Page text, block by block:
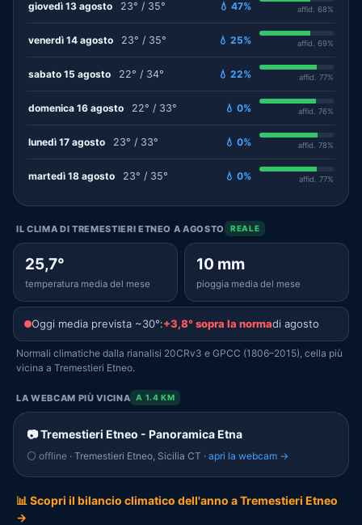
giovedì 13 agosto 23° / 35° 💧 47% affid. 68%
venerdì 14 agosto 23° / 35° 💧 25% affid. 69%
sabato 15 agosto 22° / 34° 💧 22% affid. 77%
domenica 16 agosto 22° / 33° 💧 0% affid. 76%
lunedì 17 agosto 23° / 33° 💧 0% affid. 78%
martedì 18 agosto 23° / 35° 💧 0% affid. 77%
IL CLIMA DI TREMESTIERI ETNEO A AGOSTO REALE
25,7°
temperatura media del mese
10 mm
pioggia media del mese
Oggi media prevista ~30°:+3,8° sopra la normadi agosto
Normali climatiche dalla rianalisi 20CRv3 e GPCC (1806–2015), cella più
vicina a Tremestieri Etneo.
LA WEBCAM PIÙ VICINA A 1.4 KM
📷 Tremestieri Etneo - Panoramica Etna
⚪ offline · Tremestieri Etneo, Sicilia CT · apri la webcam →
📊 Scopri il bilancio climatico dell'anno a Tremestieri Etneo
→